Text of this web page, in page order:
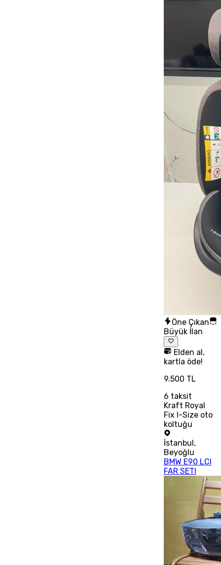
Öne Çıkan
Büyük İlan
Elden al,
kartla öde!
9.500 TL
6 taksit
Kraft Royal
Fix I-Size oto
koltuğu
İstanbul ,
Beyoğlu
BMW E90 LCI
FAR SETI